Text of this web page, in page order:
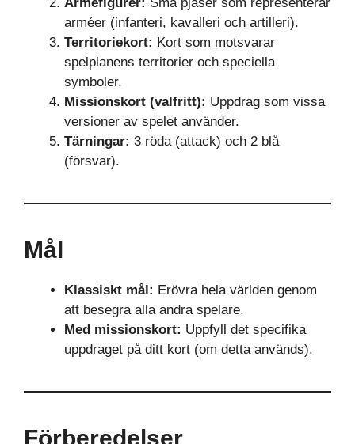
arméer (infanteri, kavalleri och artilleri).
Territoriekort: Kort som motsvarar
spelplanens territorier och speciella
symboler.
Missionskort (valfritt): Uppdrag som vissa
versioner av spelet använder.
Tärningar: 3 röda (attack) och 2 blå
(försvar).
Mål
Klassiskt mål: Erövra hela världen genom
att besegra alla andra spelare.
Med missionskort: Uppfyll det specifika
uppdraget på ditt kort (om detta används).
Förberedelser